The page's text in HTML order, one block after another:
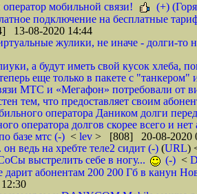
мобильной связи!
(+)
подключение на бесплатные
13-08-2020 14:44
жулики, не иначе - долги-то
а будут иметь свой кусок хлеба,
еще только в пакете с
МТС и «Мегафон» потребовали от
тем, что предоставляет своим
оператора Даником долги
оператора долгов скорее всего и
базе мтс (-) < lev > [808] 20-08-2020
он ведь на хребте теле2 сидит (-) (URL)
выстрелить себе в ногу...
(-) <
абонентам 200 200 Гб в канун